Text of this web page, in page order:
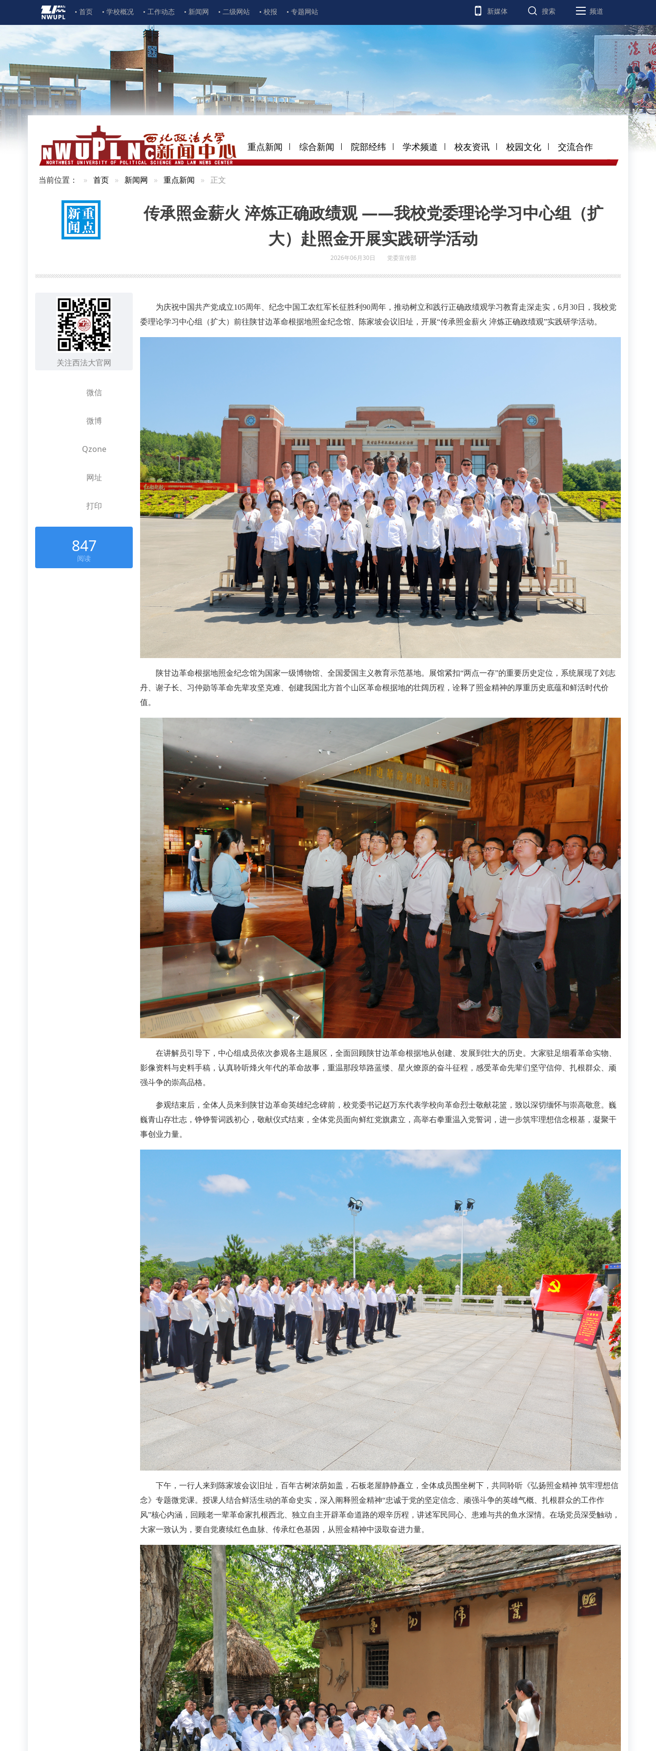
首页 学校概况 工作动态 新闻网 二级网站 校报 专题网站 新媒体 搜索 频道
重点新闻 综合新闻 院部经纬 学术频道 校友资讯 校园文化 交流合作
当前位置： 首页 新闻网 重点新闻 正文
传承照金薪火 淬炼正确政绩观 ——我校党委理论学习中心组（扩
大）赴照金开展实践研学活动
2026年06月30日 党委宣传部
关注西法大官网
微信
微博
Qzone
网址
打印
847
阅读
为庆祝中国共产党成立105周年、纪念中国工农红军长征胜利90周年，推动树立和践行正确政绩观学习教育走深走实，6月30日，我校党
委理论学习中心组（扩大）前往陕甘边革命根据地照金纪念馆、陈家坡会议旧址，开展“传承照金薪火 淬炼正确政绩观”实践研学活动。
陕甘边革命根据地照金纪念馆为国家一级博物馆、全国爱国主义教育示范基地。展馆紧扣“两点一存”的重要历史定位，系统展现了刘志
丹、谢子长、习仲勋等革命先辈攻坚克难、创建我国北方首个山区革命根据地的壮阔历程，诠释了照金精神的厚重历史底蕴和鲜活时代价
值。
在讲解员引导下，中心组成员依次参观各主题展区，全面回顾陕甘边革命根据地从创建、发展到壮大的历史。大家驻足细看革命实物、
影像资料与史料手稿，认真聆听烽火年代的革命故事，重温那段筚路蓝缕、星火燎原的奋斗征程，感受革命先辈们坚守信仰、扎根群众、顽
强斗争的崇高品格。
参观结束后，全体人员来到陕甘边革命英雄纪念碑前，校党委书记赵万东代表学校向革命烈士敬献花篮，致以深切缅怀与崇高敬意。巍
巍青山存壮志，铮铮誓词践初心，敬献仪式结束，全体党员面向鲜红党旗肃立，高举右拳重温入党誓词，进一步筑牢理想信念根基，凝聚干
事创业力量。
下午，一行人来到陈家坡会议旧址，百年古树浓荫如盖，石板老屋静静矗立，全体成员围坐树下，共同聆听《弘扬照金精神 筑牢理想信
念》专题微党课。授课人结合鲜活生动的革命史实，深入阐释照金精神“忠诚于党的坚定信念、顽强斗争的英雄气概、扎根群众的工作作
风”核心内涵，回顾老一辈革命家扎根西北、独立自主开辟革命道路的艰辛历程，讲述军民同心、患难与共的鱼水深情。在场党员深受触动，
大家一致认为，要自觉赓续红色血脉、传承红色基因，从照金精神中汲取奋进力量。